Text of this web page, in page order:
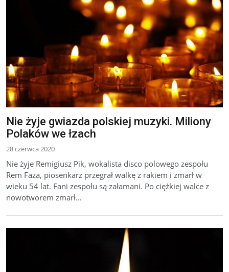
Nie żyje gwiazda polskiej muzyki. Miliony
Polaków we łzach
28 czerwca 2020
Nie żyje Remigiusz Pik, wokalista disco polowego zespołu
Rem Faza, piosenkarz przegrał walkę z rakiem i zmarł w
wieku 54 lat. Fani zespołu są załamani. Po ciężkiej walce z
nowotworem zmarł...